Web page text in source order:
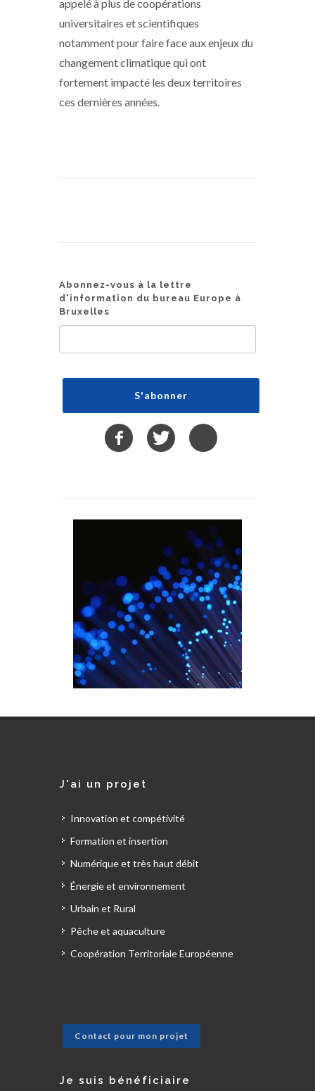
appelé à plus de coopérations
universitaires et scientifiques
notamment pour faire face aux enjeux du
changement climatique qui ont
fortement impacté les deux territoires
ces dernières années.
Abonnez-vous à la lettre
d'information du bureau Europe à
Bruxelles
J'ai un projet
Innovation et compétivité
Formation et insertion
Numérique et très haut débit
Énergie et environnement
Urbain et Rural
Pêche et aquaculture
Coopération Territoriale Européenne
Contact pour mon projet
Je suis bénéficiaire